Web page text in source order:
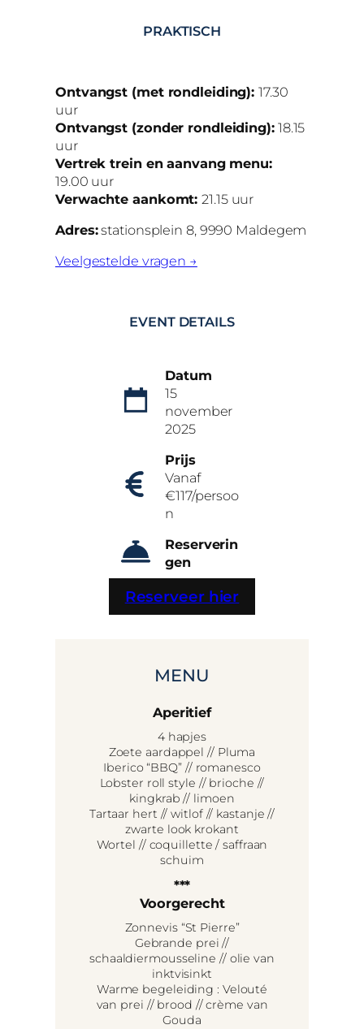
PRAKTISCH
Ontvangst (met rondleiding):17.30
uur
Ontvangst (zonder rondleiding):18.15
uur
Vertrek trein en aanvang menu:
19.00 uur
Verwachte aankomt:21.15 uur
Adres:stationsplein 8, 9990 Maldegem
Veelgestelde vragen →
EVENT DETAILS
Datum
15
november
2025
Prijs
Vanaf
€117/persoo
n
Reserverin
gen
Reserveer hier
MENU
Aperitief
4 hapjes
Zoete aardappel // Pluma
Iberico “BBQ” // romanesco
Lobster roll style // brioche //
kingkrab // limoen
Tartaar hert // witlof // kastanje //
zwarte look krokant
Wortel // coquillette / saffraan
schuim
***
Voorgerecht
Zonnevis “St Pierre”
Gebrande prei //
schaaldiermousseline // olie van
inktvisinkt
Warme begeleiding : Velouté
van prei // brood // crème van
Gouda